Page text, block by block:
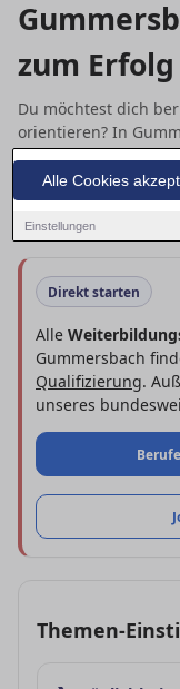
Alle Cookies
Einstellungen
zum Erfolg
Du möchtest dich
orientieren? In
Möglichkeiten – von
bis hin zu
bekommst du eine
Weiterbildung und
Direkt starten
Alle
Gummersbach
Qualifizierung.
unseres
Themen-